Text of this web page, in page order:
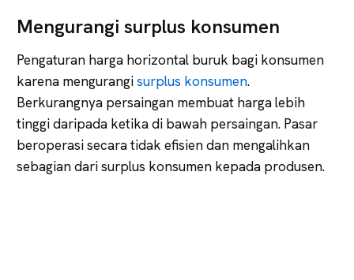
Mengurangi surplus konsumen
Pengaturan harga horizontal buruk bagi konsumen
karena mengurangisurplus konsumen.
Berkurangnya persaingan membuat harga lebih
tinggi daripada ketika di bawah persaingan. Pasar
beroperasi secara tidak efisien dan mengalihkan
sebagian dari surplus konsumen kepada produsen.